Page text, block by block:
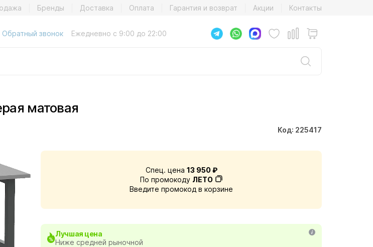
Бренды Доставка Оплата Гарантия и возврат Акции Контакты
Обратный звонок Ежедневно с 9:00 до 22:00
матовая
Код: 225417
Спец. цена 13 950 ₽
По промокоду ЛЕТО
Введите промокод в корзине
Лучшая цена
Ниже средней рыночной